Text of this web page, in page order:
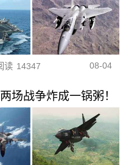
读 14347 08-04
场战争炸成一锅粥！